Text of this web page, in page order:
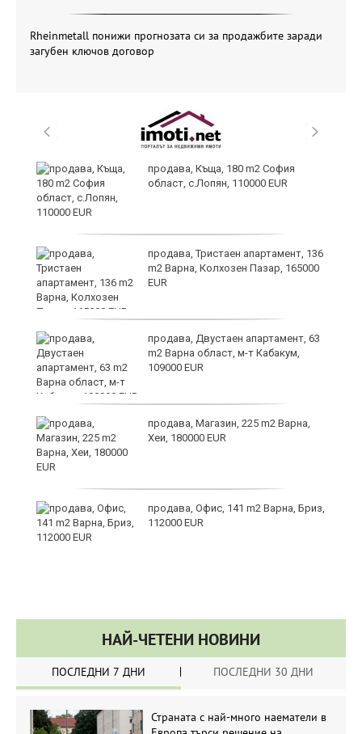
Rheinmetall понижи прогнозата си за продажбите заради
загубен ключов договор
продава, Къща, 180 m2 София
област, с.Лопян, 110000 EUR
продава, Тристаен апартамент, 136
m2 Варна, Колхозен Пазар, 165000
EUR
продава, Двустаен апартамент, 63
m2 Варна област, м-т Кабакум,
109000 EUR
продава, Магазин, 225 m2 Варна,
Хеи, 180000 EUR
продава, Офис, 141 m2 Варна, Бриз,
112000 EUR
НАЙ-ЧЕТЕНИ НОВИНИ
ПОСЛЕДНИ 7 ДНИ ПОСЛЕДНИ 30 ДНИ
Страната с най-много наематели в